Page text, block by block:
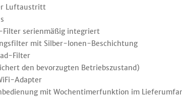
Luftaustritt
serienmäßig integriert
mit Silber-Ionen-Beschichtung
Filter
den bevorzugten Betriebszustand)
Adapter
mit Wochentimerfunktion im